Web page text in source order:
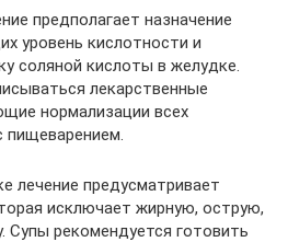
предполагает назначение
уровень кислотности и
соляной кислоты в желудке.
лекарственные
нормализации всех
пищеварением.
лечение предусматривает
исключает жирную, острую,
Супы рекомендуется готовить